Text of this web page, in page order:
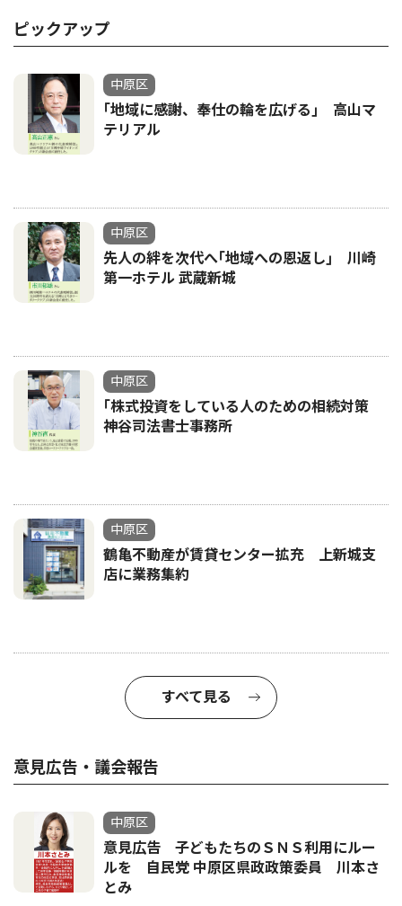
ピックアップ
中原区
｢地域に感謝、奉仕の輪を広げる｣ 高山マ
テリアル
中原区
先人の絆を次代へ｢地域への恩返し｣ 川崎
第一ホテル 武蔵新城
中原区
｢株式投資をしている人のための相続対策
神谷司法書士事務所
中原区
鶴亀不動産が賃貸センター拡充 上新城支
店に業務集約
すべて見る
意見広告・議会報告
中原区
意見広告 子どもたちのＳＮＳ利用にルー
ルを 自民党 中原区県政政策委員 川本さ
とみ